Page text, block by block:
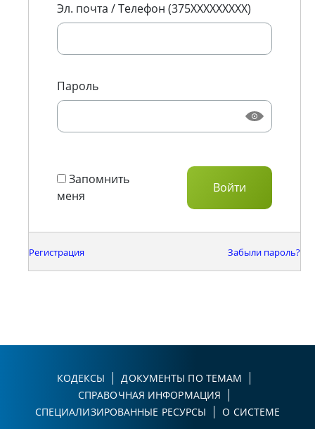
Эл. почта / Телефон (375XXXXXXXXX)
Пароль
Запомнить
меня
Регистрация Забыли пароль?
КОДЕКСЫ
ДОКУМЕНТЫ ПО ТЕМАМ
СПРАВОЧНАЯ ИНФОРМАЦИЯ
СПЕЦИАЛИЗИРОВАННЫЕ РЕСУРСЫ
О СИСТЕМЕ